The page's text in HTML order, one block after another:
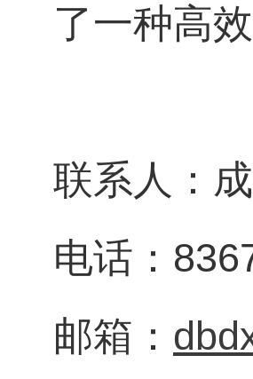
了一种高
联系人：
电话：
邮箱：